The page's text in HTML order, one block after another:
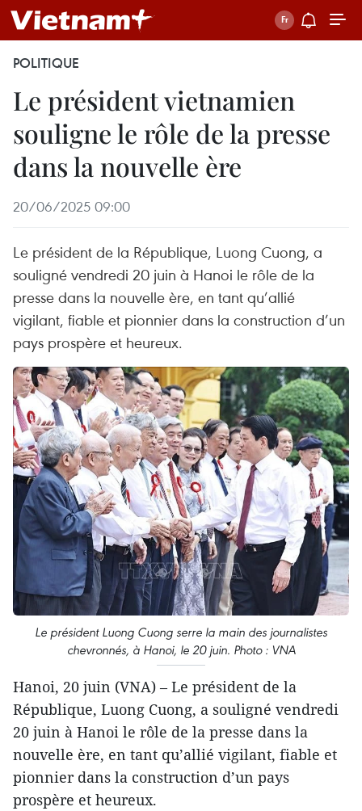
POLITIQUE
Le président vietnamien
souligne le rôle de la presse
dans la nouvelle ère
20/06/2025 09:00
Le président de la République, Luong Cuong, a
souligné vendredi 20 juin à Hanoi le rôle de la
presse dans la nouvelle ère, en tant qu’allié
vigilant, fiable et pionnier dans la construction d’un
pays prospère et heureux.
Le président Luong Cuong serre la main des journalistes
chevronnés, à Hanoi, le 20 juin. Photo : VNA
Hanoi, 20 juin (VNA) – Le président de la
République, Luong Cuong, a souligné vendredi
20 juin à Hanoi le rôle de la presse dans la
nouvelle ère, en tant qu’allié vigilant, fiable et
pionnier dans la construction d’un pays
prospère et heureux.